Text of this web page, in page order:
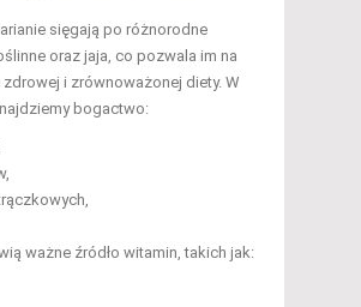
sięgają po różnorodne
oraz jaja, co pozwala im na
zdrowej i zrównoważonej diety. W
bogactwo:
ważne źródło witamin, takich jak: